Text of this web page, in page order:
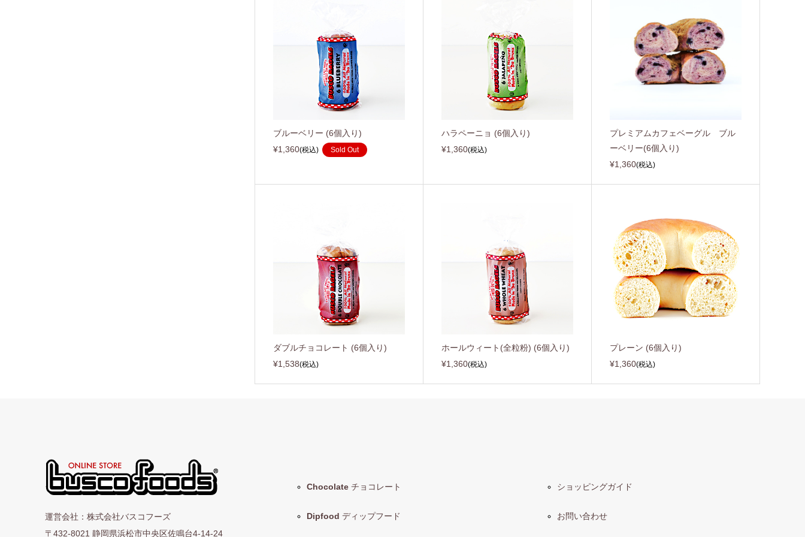
ブルーベリー (6個入り)
¥1,360(税込) Sold Out
ハラペーニョ (6個入り)
¥1,360(税込)
プレミアムカフェベーグル ブル
ーベリー(6個入り)
¥1,360(税込)
ダブルチョコレート (6個入り)
¥1,538(税込)
ホールウィート(全粒粉) (6個入り)
¥1,360(税込)
プレーン (6個入り)
¥1,360(税込)
運営会社：株式会社バスコフーズ
〒432-8021 静岡県浜松市中央区佐鳴台4-14-24
Chocolateチョコレート
Dipfood ディップフード
ショッピングガイド
お問い合わせ